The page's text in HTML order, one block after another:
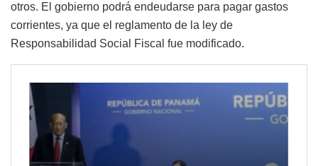
otros. El gobierno podrá endeudarse para pagar gastos
corrientes, ya que el reglamento de la ley de
Responsabilidad Social Fiscal fue modificado.